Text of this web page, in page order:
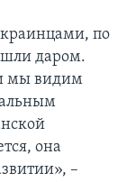
по
даром.
мы видим
она
–